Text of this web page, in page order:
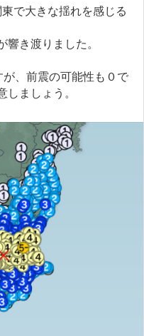
で大きな揺れを感じる
き渡りました。
、前震の可能性も０で
ましょう。